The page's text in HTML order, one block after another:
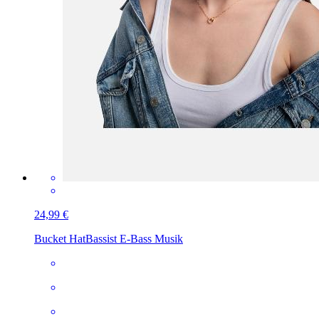
24,99 €
Bucket HatBassist E-Bass Musik